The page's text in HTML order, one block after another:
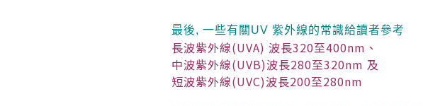
最後, 一些有關UV 紫外線的常識給讀者參考
長波紫外線(UVA) 波長320至400nm、
中波紫外線(UVB)波長280至320nm 及
短波紫外線(UVC)波長200至280nm